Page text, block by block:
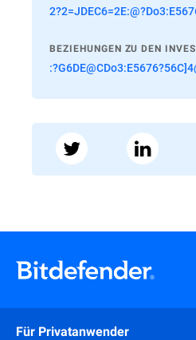
BEZIEHUNGEN ZU DEN
Für Privatanwender